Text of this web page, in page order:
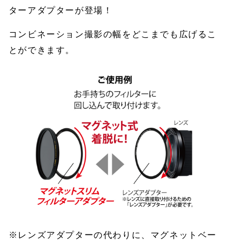
ターアダプターが登場！
コンビネーション撮影の幅をどこまでも広げるこ
とができます。
※レンズアダプターの代わりに、マグネットベー